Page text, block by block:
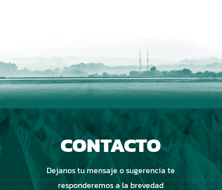
CONTACTO
Dejanos tu mensaje o sugerencia te
responderemos a la brevedad